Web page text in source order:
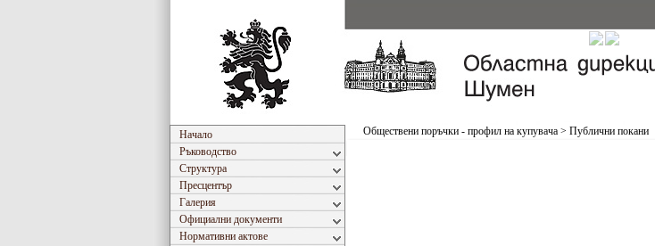
Начало
Ръководство
Структура
Пресцентър
Галерия
Официални документи
Нормативни актове
Обществени поръчки - профил на купувача > Публични покани